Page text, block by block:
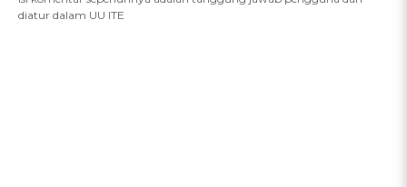
diatur dalam UU ITE